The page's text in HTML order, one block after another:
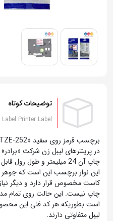
توضیحات کوتاه
Printer Label
این نوار برچسب این است که جوهر
کاست مخصوص قرار دارد و دیگر
چاپ نیست. این حالت روی تمام مدل
است بطوریکه هر کد فنی این
لیبل متفاوتی دارند.